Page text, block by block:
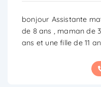
bonjour Assistante
de 8 ans , maman de
ans et une fille de 11